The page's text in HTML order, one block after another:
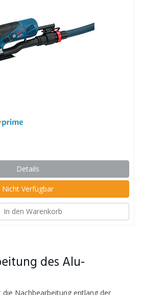
Details
Nicht Verfügbar
In den Warenkorb
des Alu-
die Nachbearbeitung entlang der